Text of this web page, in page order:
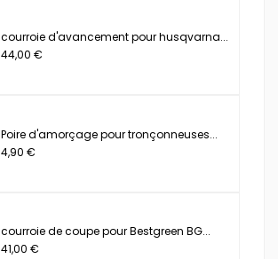
courroie d'avancement pour husqvarna...
44,00 €
Poire d'amorçage pour tronçonneuses...
4,90 €
courroie de coupe pour Bestgreen BG...
41,00 €